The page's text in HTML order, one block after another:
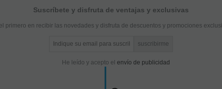
Suscríbete y disfruta de ventajas y exclusivas
primero en recibir las novedades y disfruta de descuentos y promociones
He leído y acepto el envío de publicidad